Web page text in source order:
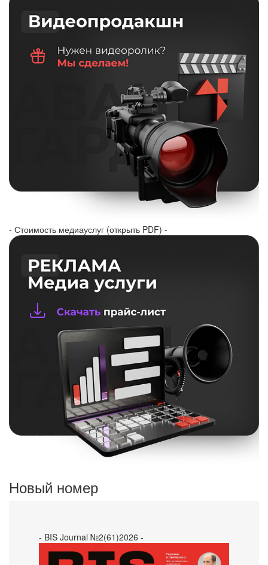
- Стоимость медиауслуг (открыть PDF) -
Новый номер
- BIS Journal №2(61)2026 -